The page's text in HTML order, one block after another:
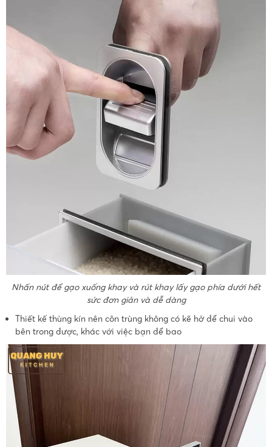
Nhấn nút để gạo xuống khay và rút khay lấy gạo phía dưới hết
sức đơn giản và dễ dàng
Thiết kế thùng kín nên côn trùng không có kẽ hở để chui vào
bên trong được, khác với việc bạn để bao